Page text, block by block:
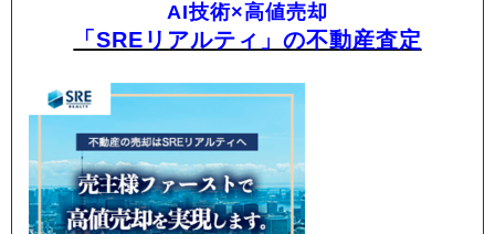
AI技術×高値売却
「SREリアルティ」の不動産査定